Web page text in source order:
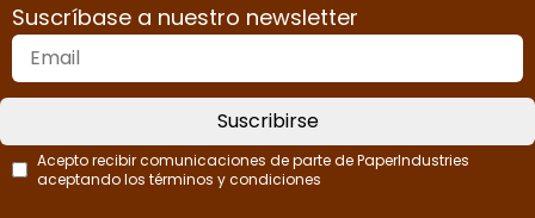
Suscríbase a nuestro newsletter
Suscribirse
Acepto recibir comunicaciones de parte de PaperIndustries
aceptando los términos y condiciones